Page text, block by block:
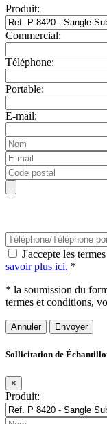
Produit:
Commercial:
Téléphone:
Portable:
E-mail:
J'accepte les
savoir plus ici. *
* la soumission du
termes et conditions,
Annuler
Sollicitation de
×
Produit: